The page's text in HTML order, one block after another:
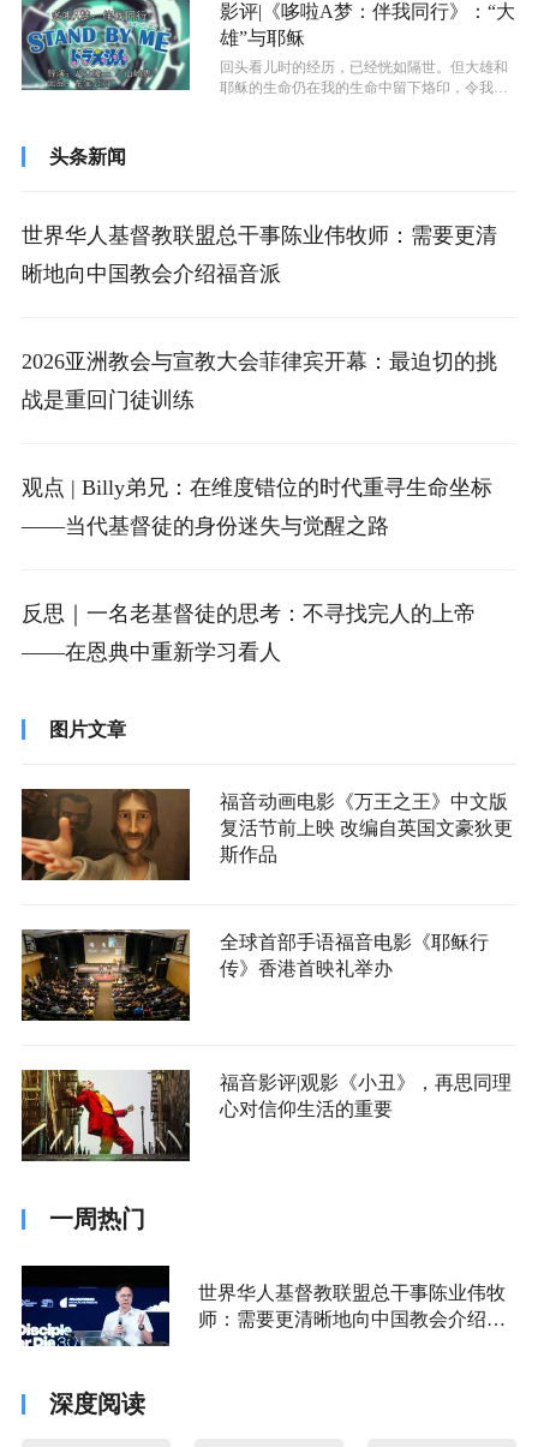
影评|《哆啦A梦：伴我同行》：“大
雄”与耶稣
回头看儿时的经历，已经恍如隔世。但大雄和
耶稣的生命仍在我的生命中留下烙印，令我在
头条新闻
世界华人基督教联盟总干事陈业伟牧师：需要更清
晰地向中国教会介绍福音派
2026亚洲教会与宣教大会菲律宾开幕：最迫切的挑
战是重回门徒训练
观点 | Billy弟兄：在维度错位的时代重寻生命坐标
——当代基督徒的身份迷失与觉醒之路
反思｜一名老基督徒的思考：不寻找完人的上帝
——在恩典中重新学习看人
图片文章
福音动画电影《万王之王》中文版
复活节前上映 改编自英国文豪狄更
斯作品
全球首部手语福音电影《耶稣行
传》香港首映礼举办
福音影评|观影《小丑》，再思同理
心对信仰生活的重要
一周热门
世界华人基督教联盟总干事陈业伟牧
师：需要更清晰地向中国教会介绍福
深度阅读